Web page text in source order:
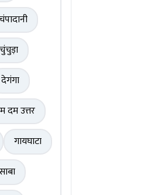
चुंचुड़ा
देगंगा
दम उत्तर
गायघाटा